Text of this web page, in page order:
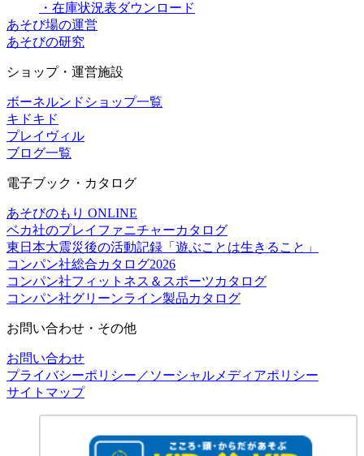
・在庫状況表ダウンロード
あそび場の運営
あそびの研究
ショップ・運営施設
ボーネルンドショップ一覧
キドキド
プレイヴィル
ブログ一覧
電子ブック・カタログ
あそびのもり ONLINE
ベカ社のプレイファニチャーカタログ
東日本大震災後の活動記録「遊ぶことは生きること」
コンパン社総合カタログ2026
コンパン社フィットネス＆スポーツカタログ
コンパン社グリーンライン製品カタログ
お問い合わせ・その他
お問い合わせ
プライバシーポリシー／ソーシャルメディアポリシー
サイトマップ